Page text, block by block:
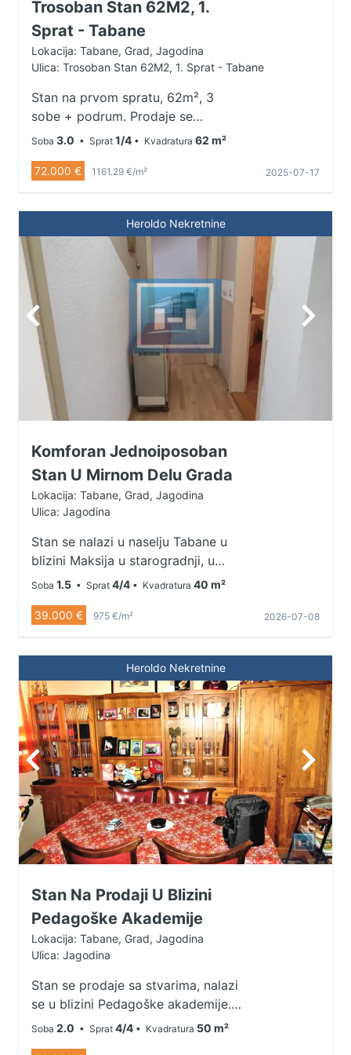
Trosoban Stan 62M2, 1.
Sprat - Tabane
Lokacija: Tabane, Grad, Jagodina
Ulica: Trosoban Stan 62M2, 1. Sprat - Tabane
Stan na prvom spratu, 62m², 3
sobe + podrum. Prodaje se
trosoban stan površine 62m² na
odvojenom prostorom za kuhinju,
terasom i podrumom od 8m². Stan
se nalazi u mirnom delu grada,
okružen zelenilom – idealno za
porodičan život. Lokacijski odlično
pozicioniran: u neposrednoj blizini
supermarketa Maxi (1 min), škole
(7,8 min) i centra grada (10 min).
Sve na dohvat ruke, a opet u
prijatnom i tihom okruženju. Zvati
posle 16h Uroš - 064 410 8008
Soba 3.0 • Sprat 1/4 • Kvadratura 62 m²
72.000 € 1161.29 €/m² 2025-07-17
Heroldo Nekretnine
Komforan Jednoiposoban
Stan U Mirnom Delu Grada
Lokacija: Tabane, Grad, Jagodina
Ulica: Jagodina
Stan se nalazi u naselju Tabane u
blizini Maksija u starogradnji, u
mirnom delu grada okružen
rasporedom i prodaje se sa
nameštajem, takođe idealan i za
izdavanje. Od prostorija poseduje
prostran hodnik, spavaću sobu
koja izlazi na terasu sa prelepim
pogledom, kupatilo i dnevni
boravak sa kuhinjom. Ima parking
mesto. Za više informacija i
zakazivanje nazovite nas!! 035/8-
222-441 065/8-222-441
Soba 1.5 • Sprat 4/4 • Kvadratura 40 m²
39.000 € 975 €/m² 2026-07-08
Heroldo Nekretnine
Stan Na Prodaji U Blizini
Pedagoške Akademije
Lokacija: Tabane, Grad, Jagodina
Ulica: Jagodina
Stan se prodaje sa stvarima, nalazi
se u blizini Pedagoške akademije.
Uknjižena kvadratura se odnosi na
Soba 2.0 • Sprat 4/4 • Kvadratura 50 m²